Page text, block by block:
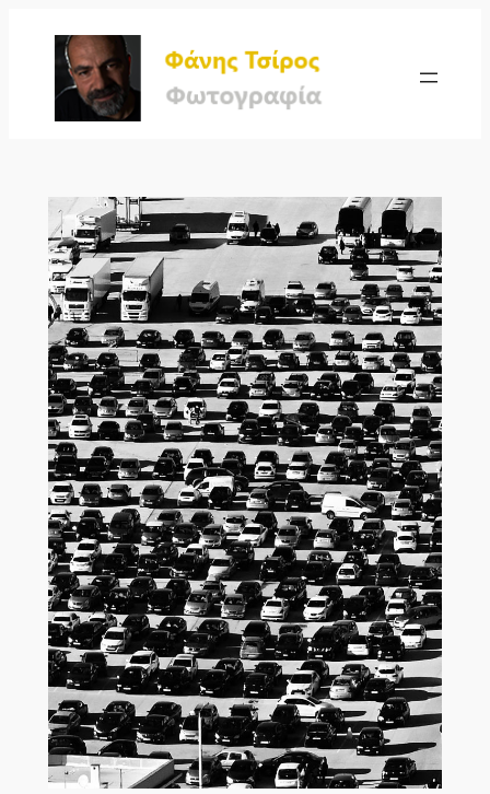
περιεχόμενο